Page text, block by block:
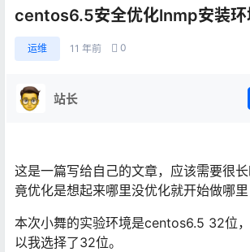
centos6.5安全优化lnmp安装环
运维 11 年前 0
站长
这是一篇写给自己的文章，应该需要很
竟优化是想起来哪里没优化就开始做哪
本次小舞的实验环境是centos6.5 32位
以我选择了32位。